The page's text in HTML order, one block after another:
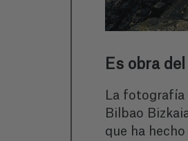
Es obra
La fotografía
Bilbao
que ha